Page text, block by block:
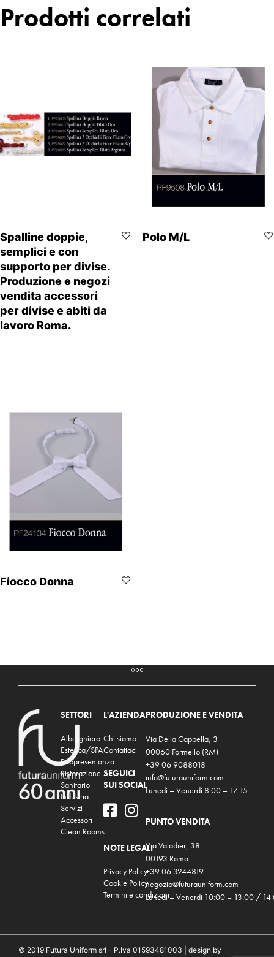
Prodotti correlati
Spalline doppie,
semplici e con
supporto per divise.
Produzione e negozi
vendita accessori
per divise e abiti da
lavoro Roma.
Polo M/L
Fiocco Donna
SETTORI
Alberghiero
Estetica/SPA
Rappresentanza
Ristorazione
Sanitario
Industria
Servizi
Accessori
Clean Rooms
L'AZIENDA
Chi siamo
Contattaci
SEGUICI
SUI SOCIAL
NOTE LEGALI
Privacy Policy
Cookie Policy
Termini e condizioni
PRODUZIONE E VENDITA
Via Della Cappella, 3
00060 Formello (RM)
+39 06 9088018
info@futurauniform.com
Lunedi – Venerdi 8:00 – 17:15
PUNTO VENDITA
Via Valadier, 38
00193 Roma
+39 06 3244819
negozio@futurauniform.com
Lunedi – Venerdi 10:00 – 13:00 /
© 2019 Futura Uniform srl - P.Iva 01593481003 | design by